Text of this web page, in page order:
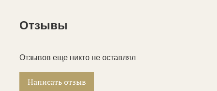
Отзывы
Отзывов еще никто не оставлял
Написать отзыв